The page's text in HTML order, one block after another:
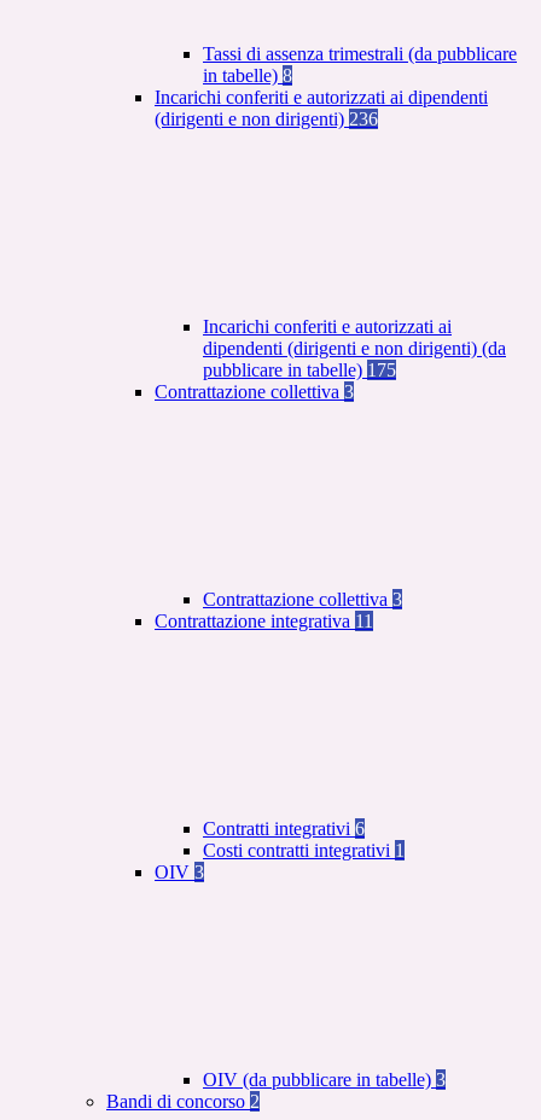
Tassi di assenza trimestrali (da pubblicare
in tabelle) 8
Incarichi conferiti e autorizzati ai dipendenti
(dirigenti e non dirigenti) 236
Incarichi conferiti e autorizzati ai
dipendenti (dirigenti e non dirigenti) (da
pubblicare in tabelle) 175
Contrattazione collettiva 3
Contrattazione collettiva 3
Contrattazione integrativa 11
Contratti integrativi 6
Costi contratti integrativi 1
OIV 3
OIV (da pubblicare in tabelle) 3
Bandi di concorso 2